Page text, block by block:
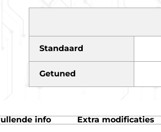
Standaard
Getuned
info Extra modificaties